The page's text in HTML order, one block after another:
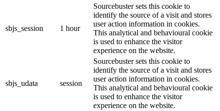
sbjs_session 1 hour
Sourcebuster sets this cookie to
identify the source of a visit and stores
user action information in cookies.
This analytical and behavioural cookie
is used to enhance the visitor
experience on the website.
sbjs_udata session
Sourcebuster sets this cookie to
identify the source of a visit and stores
user action information in cookies.
This analytical and behavioural cookie
is used to enhance the visitor
experience on the website.